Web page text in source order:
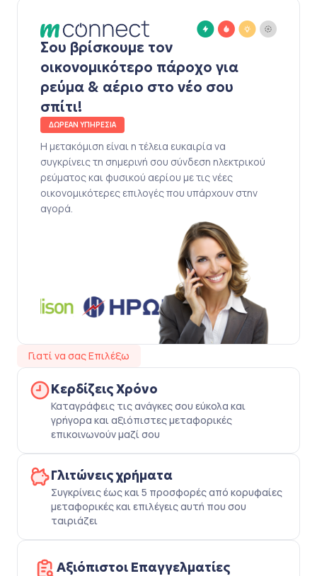
Σου βρίσκουμε τον
οικονομικότερο πάροχο για
ρεύμα & αέριο στο νέο σου
σπίτι!
ΔΩΡΕΑΝ ΥΠΗΡΕΣΙΑ
Η μετακόμιση είναι η τέλεια ευκαιρία να
συγκρίνεις τη σημερινή σου σύνδεση ηλεκτρικού
ρεύματος και φυσικού αερίου με τις νέες
οικονομικότερες επιλογές που υπάρχουν στην
αγορά.
Γιατί να σας Επιλέξω
Κερδίζεις Χρόνο
Καταγράφεις τις ανάγκες σου εύκολα και
γρήγορα και αξιόπιστες μεταφορικές
επικοινωνούν μαζί σου
Γλιτώνεις χρήματα
Συγκρίνεις έως και 5 προσφορές από κορυφαίες
μεταφορικές και επιλέγεις αυτή που σου
ταιριάζει
Αξιόπιστοι Επαγγελματίες